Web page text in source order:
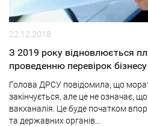
22.12.2018
З 2019 року відновлюється
проведенню перевірок бізнесу
Голова ДРСУ повідомила, що
закінчується, але це не означає,
вакханалія. Це буде початком
та державних органів...